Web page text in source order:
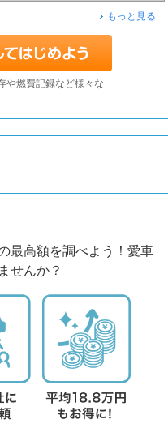
もっと見る
や燃費記録など様々な
最高額を調べよう！愛車
せんか？